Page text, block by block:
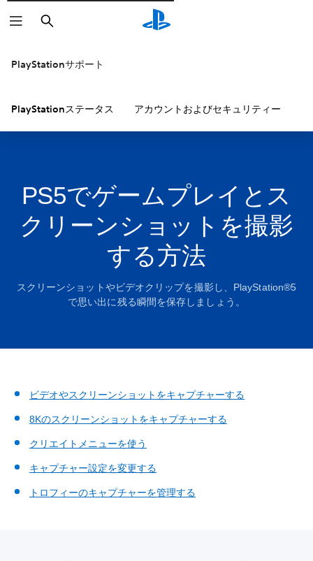
検
索
PlayStationサポート
PlayStationステータス アカウントおよびセキュリティー
PS5でゲームプレイとス
クリーンショットを撮影
する方法
スクリーンショットやビデオクリップを撮影し、PlayStation®5
で思い出に残る瞬間を保存しましょう。
ビデオやスクリーンショットをキャプチャーする
8Kのスクリーンショットをキャプチャーする
クリエイトメニューを使う
キャプチャー設定を変更する
トロフィーのキャプチャーを管理する